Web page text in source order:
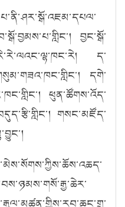
བྱང་སྒོ་
ད་
དགེ་
ཕུན་ཚོགས་འོད་
གསང་མཛོད་